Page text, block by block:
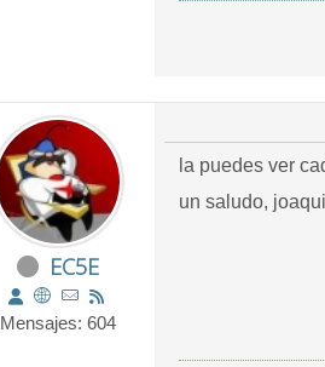
EC5E
Mensajes: 604
la puedes ver
un saludo,